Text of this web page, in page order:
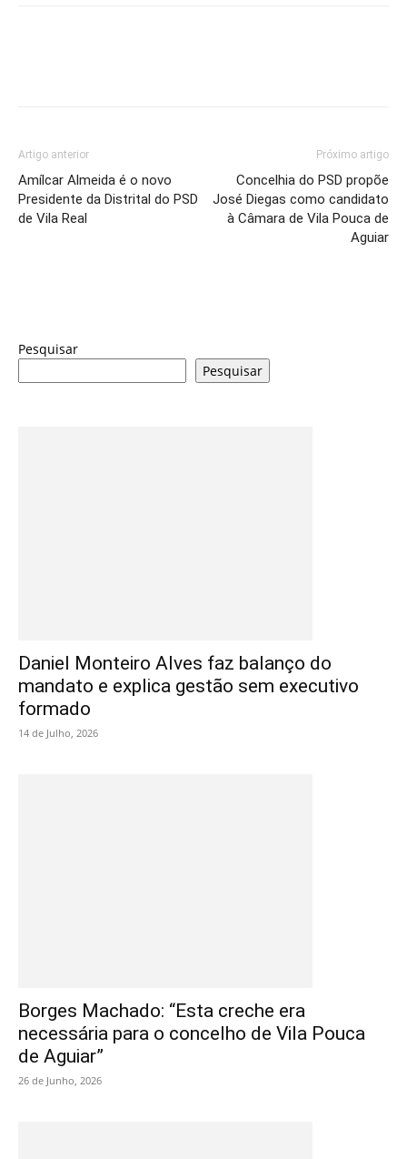
Artigo anterior
Amílcar Almeida é o novo
Presidente da Distrital do PSD
de Vila Real
Próximo artigo
Concelhia do PSD propõe
José Diegas como candidato
à Câmara de Vila Pouca de
Aguiar
Pesquisar
Pesquisar
Daniel Monteiro Alves faz balanço do
mandato e explica gestão sem executivo
formado
14 de Julho, 2026
Borges Machado: “Esta creche era
necessária para o concelho de Vila Pouca
de Aguiar”
26 de Junho, 2026